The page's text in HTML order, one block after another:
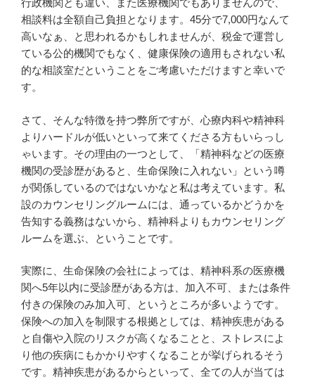
行政機関とも違い、また医療機関でもありませんので、
相談料は全額自己負担となります。45分で7,000円なんて
高いなぁ、と思われるかもしれませんが、税金で運営し
ている公的機関でもなく、健康保険の適用もされない私
的な相談室だということをご考慮いただけますと幸いで
す。
さて、そんな特徴を持つ弊所ですが、心療内科や精神科
よりハードルが低いといって来てくださる方もいらっし
ゃいます。その理由の一つとして、「精神科などの医療
機関の受診歴があると、生命保険に入れない」という噂
が関係しているのではないかなと私は考えています。私
設のカウンセリングルームには、通っているかどうかを
告知する義務はないから、精神科よりもカウンセリング
ルームを選ぶ、ということです。
実際に、生命保険の会社によっては、精神科系の医療機
関へ5年以内に受診歴がある方は、加入不可、または条件
付きの保険のみ加入可、というところが多いようです。
保険への加入を制限する根拠としては、精神疾患がある
と自傷や入院のリスクが高くなることと、ストレスによ
り他の疾病にもかかりやすくなることが挙げられるそう
です。精神疾患があるからといって、全ての人が当ては